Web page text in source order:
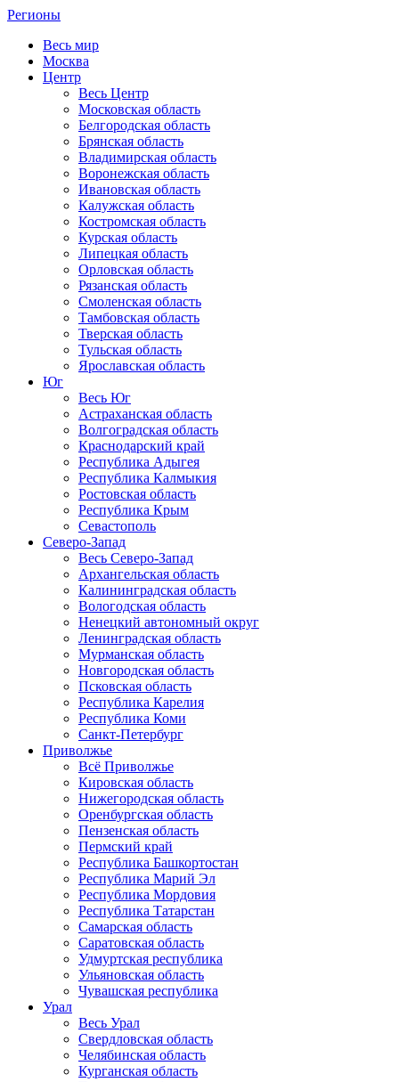
Регионы
Весь мир
Москва
Центр
Весь Центр
Московская область
Белгородская область
Брянская область
Владимирская область
Воронежская область
Ивановская область
Калужская область
Костромская область
Курская область
Липецкая область
Орловская область
Рязанская область
Смоленская область
Тамбовская область
Тверская область
Тульская область
Ярославская область
Юг
Весь Юг
Астраханская область
Волгоградская область
Краснодарский край
Республика Адыгея
Республика Калмыкия
Ростовская область
Республика Крым
Севастополь
Северо-Запад
Весь Северо-Запад
Архангельская область
Калининградская область
Вологодская область
Ненецкий автономный округ
Ленинградская область
Мурманская область
Новгородская область
Псковская область
Республика Карелия
Республика Коми
Санкт-Петербург
Приволжье
Всё Приволжье
Кировская область
Нижегородская область
Оренбургская область
Пензенская область
Пермский край
Республика Башкортостан
Республика Марий Эл
Республика Мордовия
Республика Татарстан
Самарская область
Саратовская область
Удмуртская республика
Ульяновская область
Чувашская республика
Урал
Весь Урал
Свердловская область
Челябинская область
Курганская область